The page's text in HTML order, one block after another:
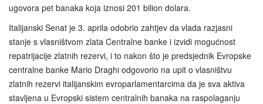
ugovora pet banaka koja iznosi 201 bilion dolara.
Italijanski Senat je 3. aprila odobrio zahtjev da vlada razjasni
stanje s vlasništvom zlata Centralne banke i izvidi mogućnost
repatrijacije zlatnih rezervi, i to nakon što je predsjednik Evropske
centralne banke Mario Draghi odgovorio na upit o vlasništvu
zlatnih rezervi italijanskim evroparlamentarcima da je sva aktiva
stavljena u Evropski sistem centralnih banaka na raspolaganju